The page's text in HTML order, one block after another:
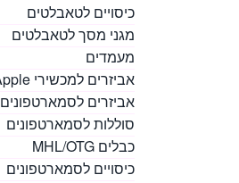
כיסויים לטאבלטים
מגני מסך לטאבלטים
מעמדים
אביזרים למכשירי Apple
אביזרים לסמארטפונים
סוללות לסמארטפונים
כבלים MHL/OTG
כיסויים לסמארטפונים